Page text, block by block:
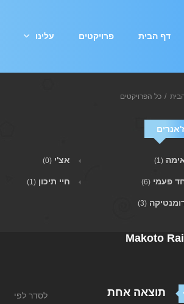
דף הבית פרויקטים עלינו
כל הפרויקטים
ז'אנרים
(1) אצ'י (0)
פעמי (6) חיי תיכון (1)
(3)
Makoto
תוצאה אחת לסדר לפי